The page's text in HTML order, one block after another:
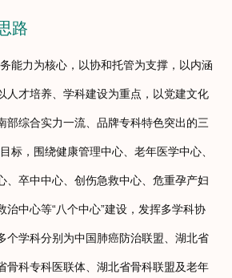
路
能力为核心，以协和托管为支撑，以内涵
人才培养、学科建设为重点，以党建文化
部综合实力一流、品牌专科特色突出的三
标，围绕健康管理中心、老年医学中心、
、卒中中心、创伤急救中心、危重孕产妇
治中心等“八个中心”建设，发挥多学科协
个学科分别为中国肺癌防治联盟、湖北省
骨科专科医联体、湖北省骨科联盟及老年